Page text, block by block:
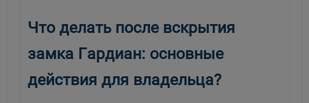
Что делать после вскрытия
замка Гардиан: основные
действия для владельца?